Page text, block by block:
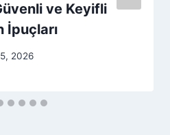
ve Keyifli
İpuçları
2026